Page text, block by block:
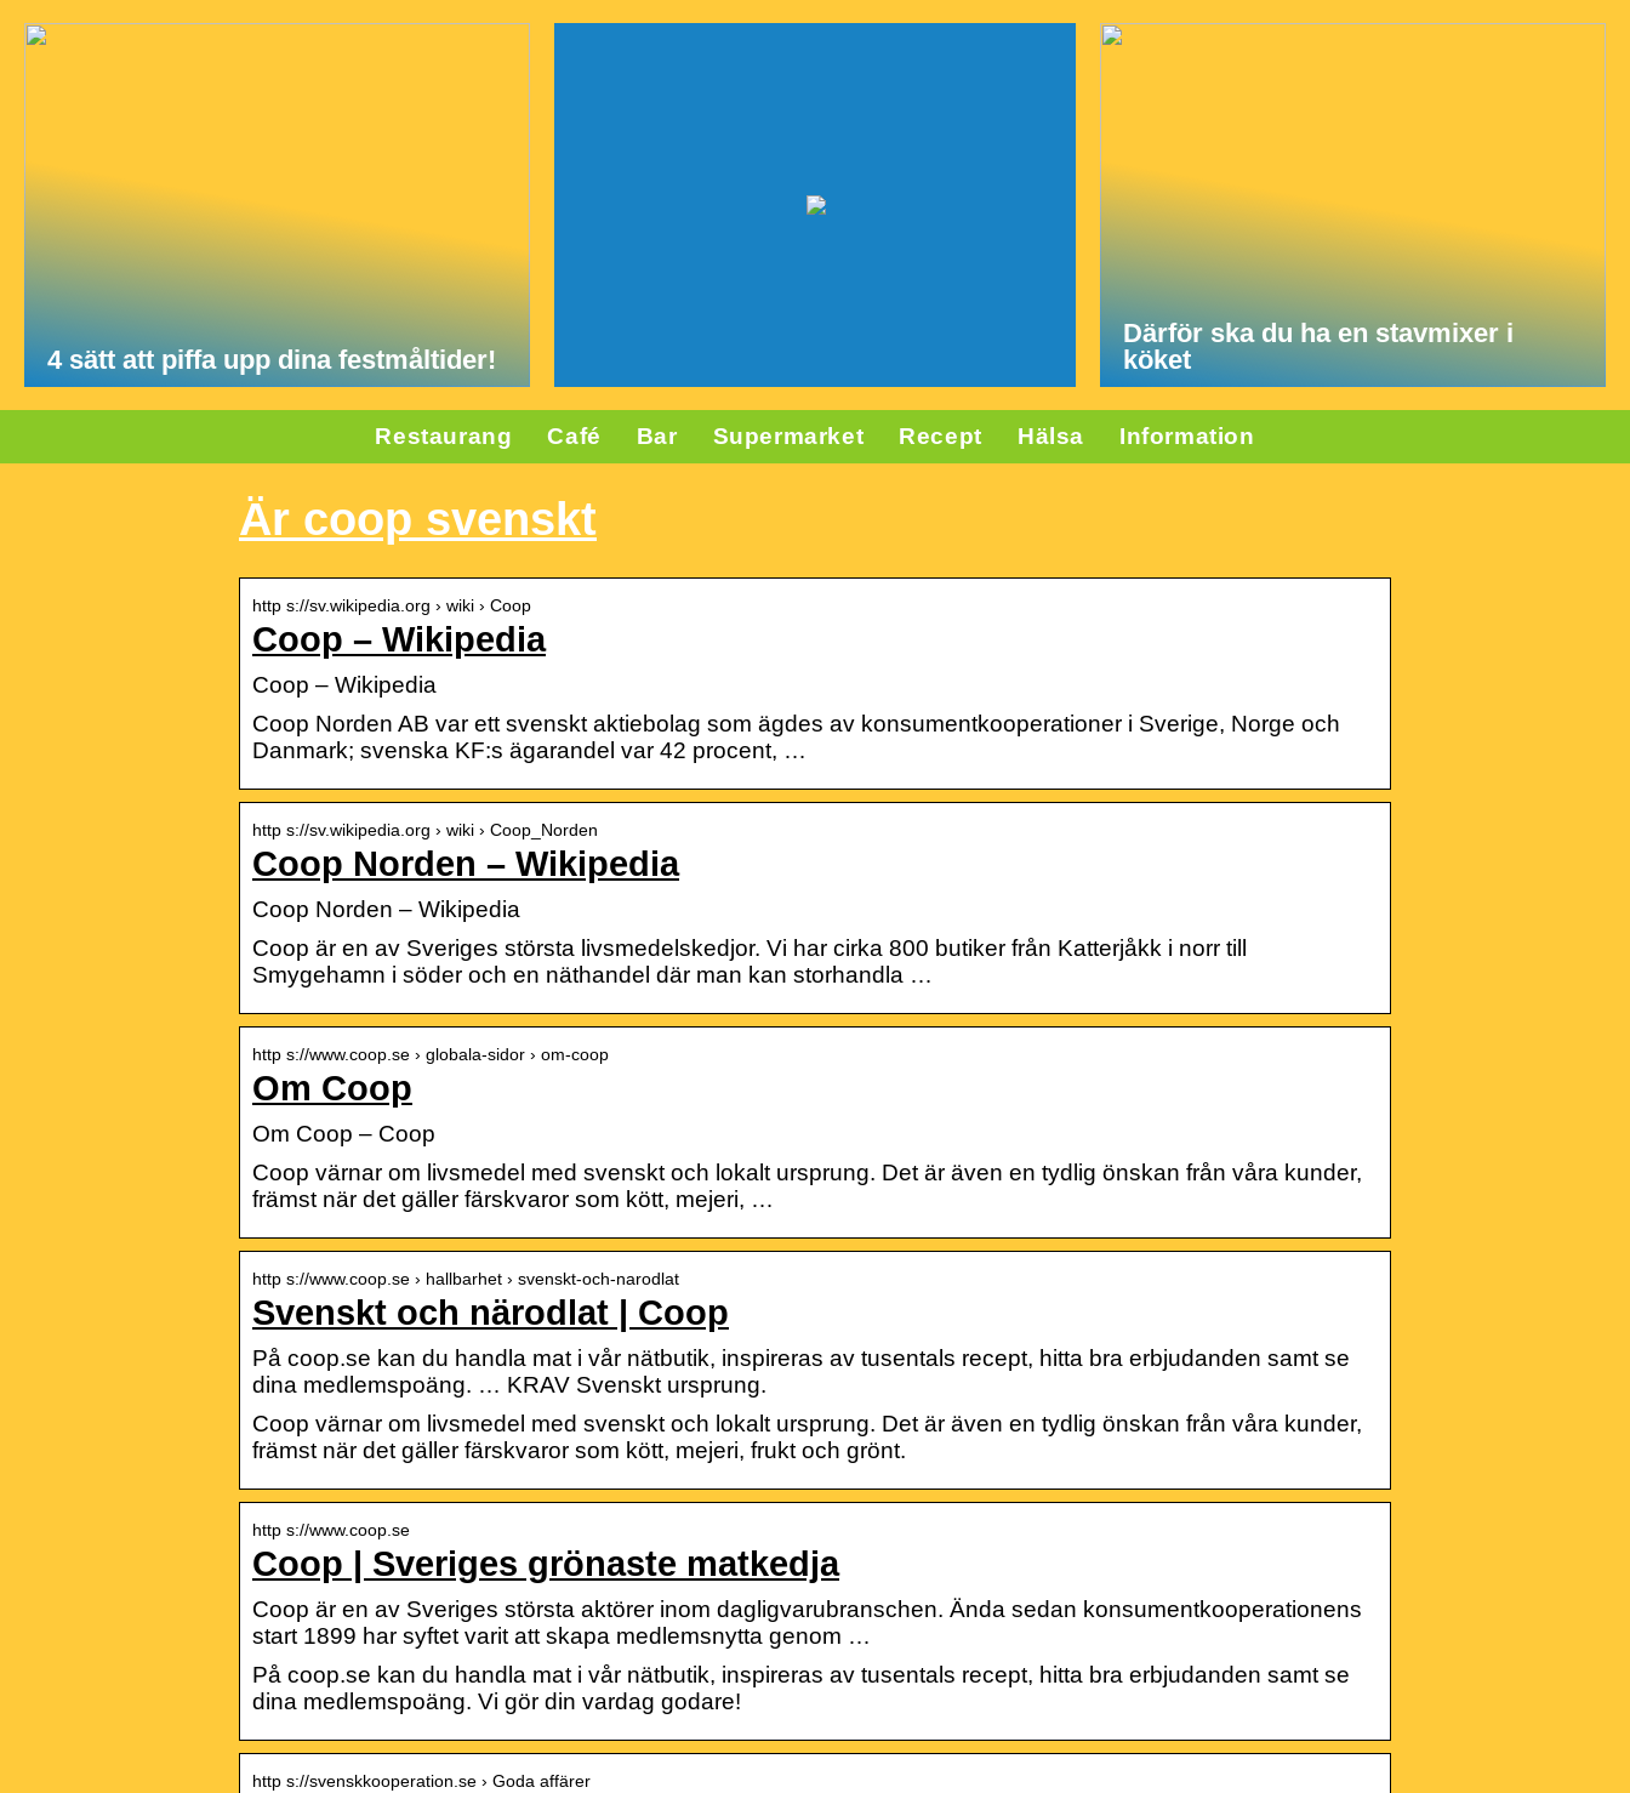
4 sätt att piffa upp dina festmåltider!
Därför ska du ha en stavmixer i
köket
Restaurang Café Bar Supermarket Recept Hälsa Information
Är coop svenskt
http s://sv.wikipedia.org › wiki › Coop
Coop – Wikipedia
Coop – Wikipedia
Coop Norden AB var ett svenskt aktiebolag som ägdes av konsumentkooperationer i Sverige, Norge och
Danmark; svenska KF:s ägarandel var 42 procent, …
http s://sv.wikipedia.org › wiki › Coop_Norden
Coop Norden – Wikipedia
Coop Norden – Wikipedia
Coop är en av Sveriges största livsmedelskedjor. Vi har cirka 800 butiker från Katterjåkk i norr till
Smygehamn i söder och en näthandel där man kan storhandla …
http s://www.coop.se › globala-sidor › om-coop
Om Coop
Om Coop – Coop
Coop värnar om livsmedel med svenskt och lokalt ursprung. Det är även en tydlig önskan från våra kunder,
främst när det gäller färskvaror som kött, mejeri, …
http s://www.coop.se › hallbarhet › svenskt-och-narodlat
Svenskt och närodlat | Coop
På coop.se kan du handla mat i vår nätbutik, inspireras av tusentals recept, hitta bra erbjudanden samt se
dina medlemspoäng. … KRAV Svenskt ursprung.
Coop värnar om livsmedel med svenskt och lokalt ursprung. Det är även en tydlig önskan från våra kunder,
främst när det gäller färskvaror som kött, mejeri, frukt och grönt.
http s://www.coop.se
Coop | Sveriges grönaste matkedja
Coop är en av Sveriges största aktörer inom dagligvarubranschen. Ända sedan konsumentkooperationens
start 1899 har syftet varit att skapa medlemsnytta genom …
På coop.se kan du handla mat i vår nätbutik, inspireras av tusentals recept, hitta bra erbjudanden samt se
dina medlemspoäng. Vi gör din vardag godare!
http s://svenskkooperation.se › Goda affärer